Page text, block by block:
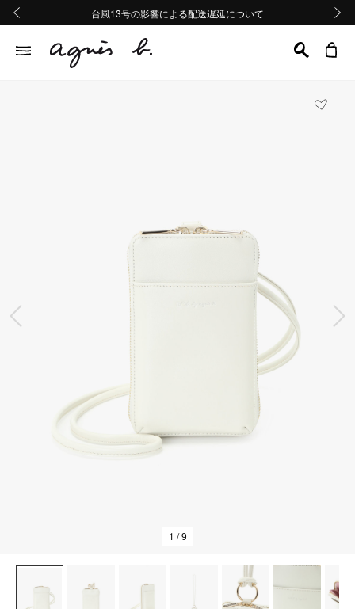
熊本地域地震の影響による配送遅延について
Summer Sale 2buy10%OFF!!
台風13号の影響による配送遅延について
熊本地域地震の影響による配送遅延について
Summer Sale 2buy10%OFF!!
前の画像
1 / 9